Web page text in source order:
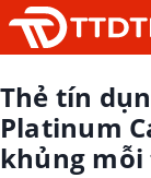
Thẻ tín
Platinum
khủng